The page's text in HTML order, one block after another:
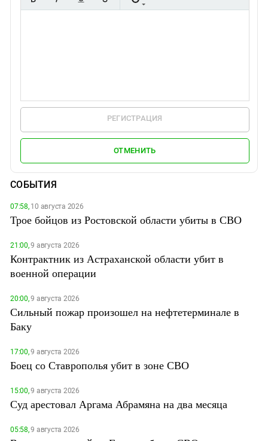
РЕГИСТРАЦИЯ
ОТМЕНИТЬ
СОБЫТИЯ
07:58,10 августа 2026
Трое бойцов из Ростовской области убиты в СВО
21:00,9 августа 2026
Контрактник из Астраханской области убит в
военной операции
20:00,9 августа 2026
Сильный пожар произошел на нефтетерминале в
Баку
17:00,9 августа 2026
Боец со Ставрополья убит в зоне СВО
15:00,9 августа 2026
Суд арестовал Аргама Абрамяна на два месяца
05:58,9 августа 2026